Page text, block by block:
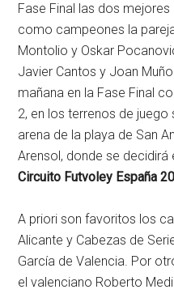
Fase Final las dos
como campeones la
Montolio y Oskar
Javier Cantos y Joan
mañana en la Fase Final
2, en los terrenos de
arena de la playa de San
Arensol, donde se
Circuito Futvoley España
A priori son favoritos los
Alicante y Cabezas de
García de Valencia. Por
el valenciano Roberto